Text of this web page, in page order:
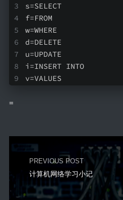
s=SELECT
f=FROM
w=WHERE
d=DELETE
u=UPDATE
i=INSERT INTO
v=VALUES
=
PREVIOUS POST
计算机网络学习小记